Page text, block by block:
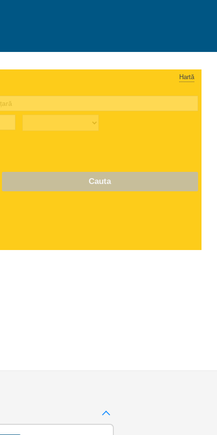
Hartă
Cauta